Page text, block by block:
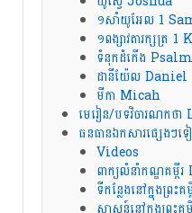
១សាំយូអែល 1
១ពង្សាវតារក្សត្រ
ទំនុកដំកើង
ដានីយ៉ែល Daniel
មីកា Micah
មេរៀន/បទវិចារណកថ
ធនធានឯកសារផ្សេងៗ
Videos
ពាក្យលំនាំកណ្ឌគម្
ទីកន្លែងនៅក្នុងព្រ